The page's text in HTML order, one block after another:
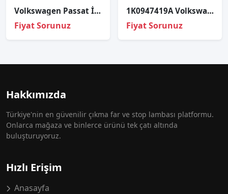
Volkswagen Passat İç Dış Stop Takım Set 4 Stop 2006-2010
Fiyat Sorunuz
1K0947419A Volkswagen Tiguan 2013 4 kapı uyumlu kapı reflektör
Fiyat Sorunuz
Hakkımızda
Türkiye'nin en güvenilir çıkma far ve stop lambası platformu.
Onlarca mağaza ve binlerce ürünü tek çatı altında
buluşturuyoruz.
Hızlı Erişim
Anasayfa